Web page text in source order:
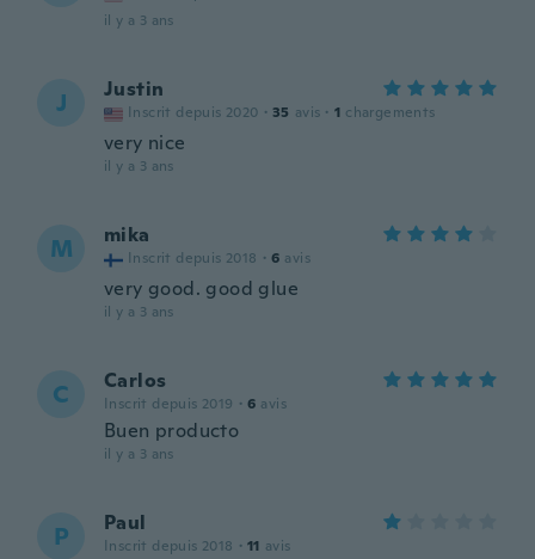
il y a 3 ans
J Justin
Inscrit depuis 2020 · 35 avis · 1 chargements
very nice
il y a 3 ans
M mika
Inscrit depuis 2018 · 6 avis
very good. good glue
il y a 3 ans
C Carlos
Inscrit depuis 2019 · 6 avis
Buen producto
il y a 3 ans
P Paul
Inscrit depuis 2018 · 11 avis